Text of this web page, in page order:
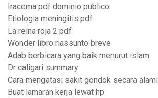
Iracema pdf dominio publico
Etiologia meningitis pdf
La reina roja 2 pdf
Wonder libro riassunto breve
Adab berbicara yang baik menurut islam
Dr caligari summary
Cara mengatasi sakit gondok secara alami
Buat lamaran kerja lewat hp